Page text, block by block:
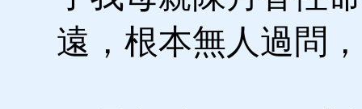
遠，根本無人過問